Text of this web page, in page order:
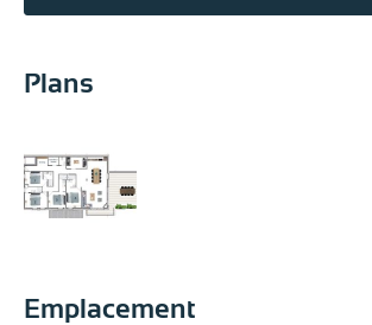
Plans
Emplacement